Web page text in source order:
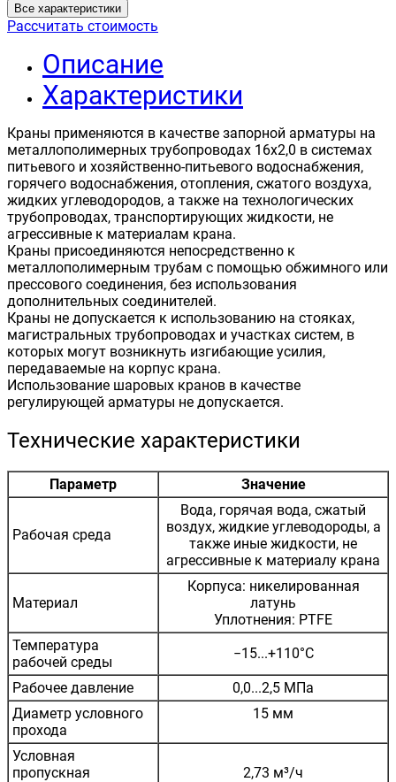
Все характеристики
Рассчитать стоимость
Описание
Характеристики
Краны применяются в качестве запорной арматуры на
металлополимерных трубопроводах 16х2,0 в системах
питьевого и хозяйственно-питьевого водоснабжения,
горячего водоснабжения, отопления, сжатого воздуха,
жидких углеводородов, а также на технологических
трубопроводах, транспортирующих жидкости, не
агрессивные к материалам крана.
Краны присоединяются непосредственно к
металлополимерным трубам с помощью обжимного или
прессового соединения, без использования
дополнительных соединителей.
Краны не допускается к использованию на стояках,
магистральных трубопроводах и участках систем, в
которых могут возникнуть изгибающие усилия,
передаваемые на корпус крана.
Использование шаровых кранов в качестве
регулирующей арматуры не допускается.
Технические характеристики
Параметр Значение
Рабочая среда
Вода, горячая вода, сжатый
воздух, жидкие углеводороды, а
также иные жидкости, не
агрессивные к материалу крана
Материал
Корпуса: никелированная
латунь
Уплотнения: PTFE
Температура
рабочей среды
−15...+110°С
Рабочее давление
0,0...2,5 МПа
Диаметр условного
прохода
15 мм
Условная
пропускная
2,73 м³/ч